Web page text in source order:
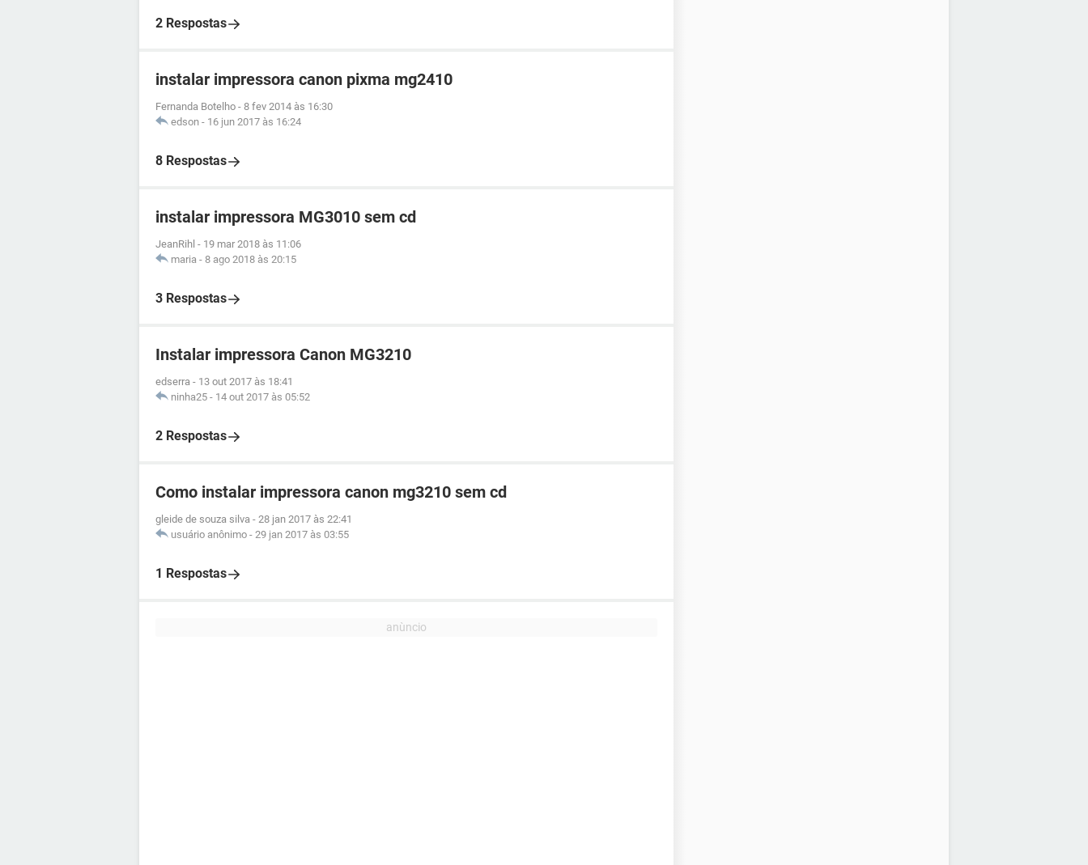
2 Respostas
instalar impressora canon pixma mg2410
Fernanda Botelho - 8 fev 2014 às 16:30
edson - 16 jun 2017 às 16:24
8 Respostas
instalar impressora MG3010 sem cd
JeanRihl - 19 mar 2018 às 11:06
maria - 8 ago 2018 às 20:15
3 Respostas
Instalar impressora Canon MG3210
edserra - 13 out 2017 às 18:41
ninha25 - 14 out 2017 às 05:52
2 Respostas
Como instalar impressora canon mg3210 sem cd
gleide de souza silva - 28 jan 2017 às 22:41
usuário anônimo - 29 jan 2017 às 03:55
1 Respostas